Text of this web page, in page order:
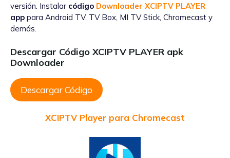
versión. Instalar código Downloader XCIPTV PLAYER
app para Android TV, TV Box, MI TV Stick, Chromecast y
demás.
Descargar Código XCIPTV PLAYER apk
Downloader
Descargar Código
XCIPTV Player para Chromecast